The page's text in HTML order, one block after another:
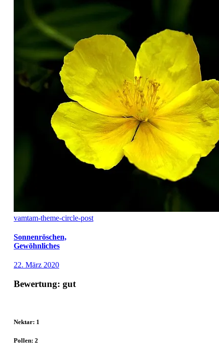
vamtam-theme-circle-post
Sonnenröschen,
Gewöhnliches
22. März 2020
Bewertung: gut
Nektar: 1
Pollen: 2